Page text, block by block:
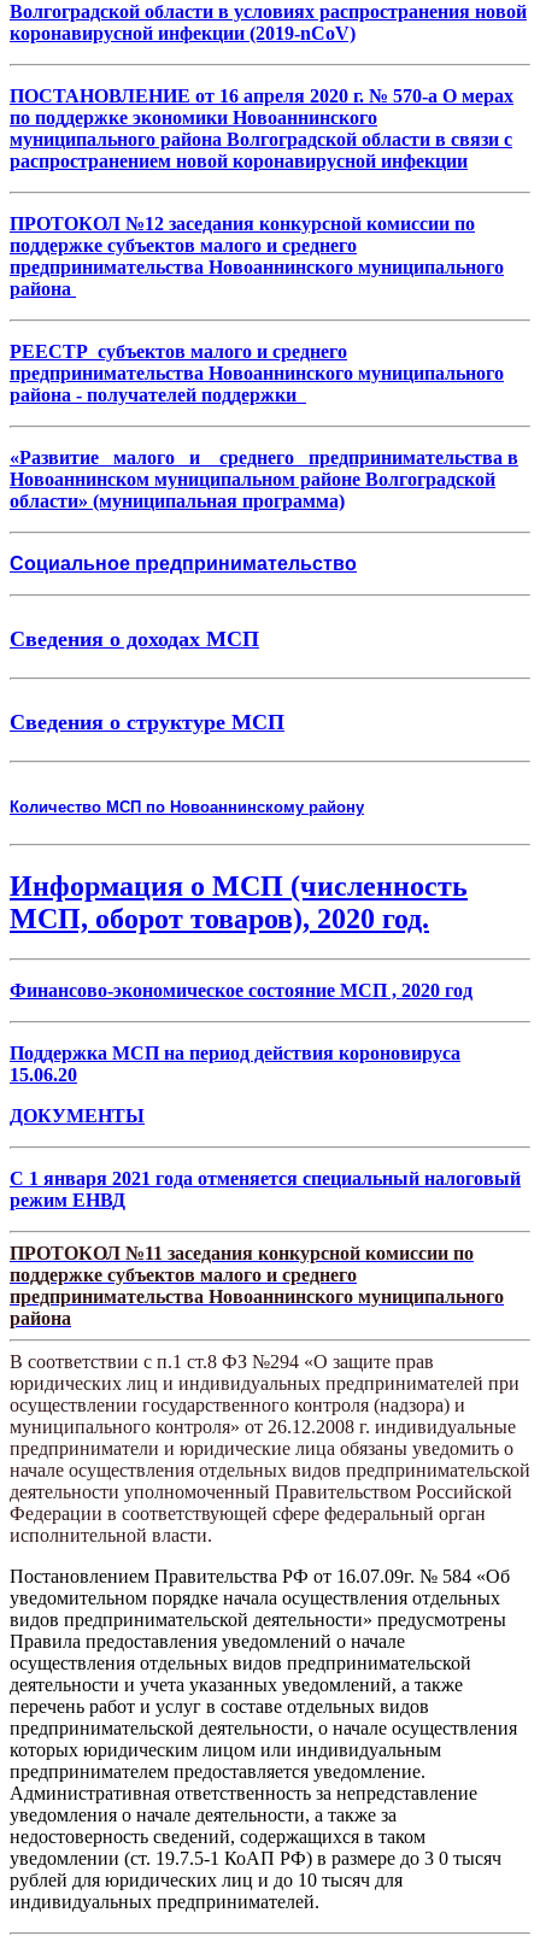
Волгоградской области в условиях распространения новой
коронавирусной инфекции (2019-nCoV)
ПОСТАНОВЛЕНИЕ от 16 апреля 2020 г. № 570-а О мерах
по поддержке экономики Новоаннинского
муниципального района Волгоградской области в связи с
распространением новой коронавирусной инфекции
ПРОТОКОЛ №12 заседания конкурсной комиссии по
поддержке субъектов малого и среднего
предпринимательства Новоаннинского муниципального
района
РЕЕСТР субъектов малого и среднего
предпринимательства Новоаннинского муниципального
района - получателей поддержки
«Развитие малого и среднего предпринимательства в
Новоаннинском муниципальном районе Волгоградской
области» (муниципальная программа)
Социальное предпринимательство
Сведения о доходах МСП
Сведения о структуре МСП
Количество МСП по Новоаннинскому району
Информация о МСП (численность
МСП, оборот товаров), 2020 год.
Финансово-экономическое состояние МСП , 2020 год
Поддержка МСП на период действия короновируса
15.06.20
ДОКУМЕНТЫ
С 1 января 2021 года отменяется специальный налоговый
режим ЕНВД
ПРОТОКОЛ №11 заседания конкурсной комиссии по
поддержке субъектов малого и среднего
предпринимательства Новоаннинского муниципального
района
В соответствии с п.1 ст.8 ФЗ №294 «О защите прав
юридических лиц и индивидуальных предпринимателей при
осуществлении государственного контроля (надзора) и
муниципального контроля» от 26.12.2008 г. индивидуальные
предприниматели и юридические лица обязаны уведомить о
начале осуществления отдельных видов предпринимательской
деятельности уполномоченный Правительством Российской
Федерации в соответствующей сфере федеральный орган
исполнительной власти.
Постановлением Правительства РФ от 16.07.09г. № 584 «Об
уведомительном порядке начала осуществления отдельных
видов предпринимательской деятельности» предусмотрены
Правила предоставления уведомлений о начале
осуществления отдельных видов предпринимательской
деятельности и учета указанных уведомлений, а также
перечень работ и услуг в составе отдельных видов
предпринимательской деятельности, о начале осуществления
которых юридическим лицом или индивидуальным
предпринимателем предоставляется уведомление.
Административная ответственность за непредставление
уведомления о начале деятельности, а также за
недостоверность сведений, содержащихся в таком
уведомлении (ст. 19.7.5-1 КоАП РФ) в размере до 3 0 тысяч
рублей для юридических лиц и до 10 тысяч для
индивидуальных предпринимателей.